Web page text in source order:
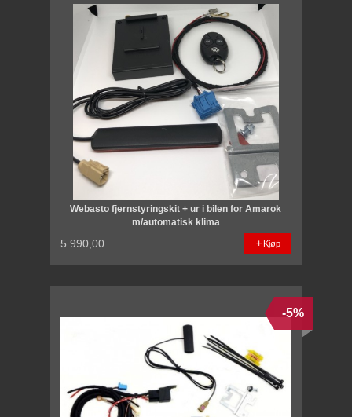
Webasto fjernstyringskit + ur i bilen for Amarok
m/automatisk klima
5 990,00 Kjøp
-5%